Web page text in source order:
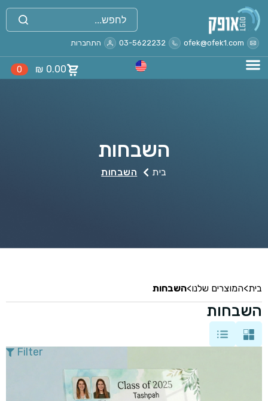
ofek@ofek1.com
03-5622232 התחברות
₪ 0.00
0
השבחות
בית השבחות
בית>המוצרים שלנו>השבחות
השבחות
Filter